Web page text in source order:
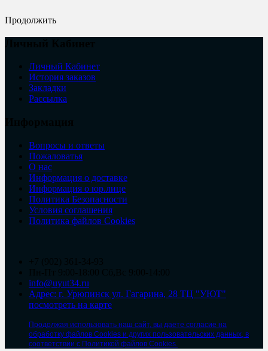
Продолжить
Личный Кабинет
История заказов
Закладки
Рассылка
Вопросы и ответы
Пожаловатья
О нас
Информация о доставке
Информация о юр.лице
Политика Безопасности
Условия соглашения
Политика файлов Cookies
info@uyut34.ru
Адрес: г. Урюпинск ул. Гагарина, 28 ТЦ "УЮТ"
посмотреть на карте
Продолжая использовать наш сайт, вы даете согласие на
обработку файлов Cookies и других пользовательских данных, в
соответствии с Политикой файлов Cookies.